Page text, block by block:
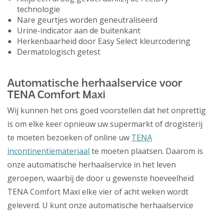
technologie
Nare geurtjes worden geneutraliseerd
Urine-indicator aan de buitenkant
Herkenbaarheid door Easy Select kleurcodering
Dermatologisch getest
Automatische herhaalservice voor
TENA Comfort Maxi
Wij kunnen het ons goed voorstellen dat het onprettig
is om elke keer opnieuw uw supermarkt of drogisterij
te moeten bezoeken of online uw TENA
incontinentiemateriaal te moeten plaatsen. Daarom is
onze automatische herhaalservice in het leven
geroepen, waarbij de door u gewenste hoeveelheid
TENA Comfort Maxi elke vier of acht weken wordt
geleverd. U kunt onze automatische herhaalservice